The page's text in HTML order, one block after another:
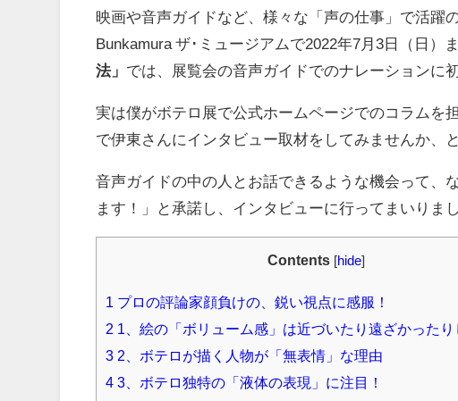
映画や音声ガイドなど、様々な「声の仕事」で活躍
Bunkamura ザ･ミュージアムで2022年7月3日（日）
法」 では、展覧会の音声ガイドでのナレーションに
実は僕がボテロ展で公式ホームページでのコラムを
で伊東さんにインタビュー取材をしてみませんか、
音声ガイドの中の人とお話できるような機会って、
ます！」と承諾し、インタビューに行ってまいりまし
Contents hide]
1 プロの評論家顔負けの、鋭い視点に感服！
2 1、絵の「ボリューム感」は近づいたり遠ざかったり
3 2、ボテロが描く人物が「無表情」な理由
4 3、ボテロ独特の「液体の表現」に注目！